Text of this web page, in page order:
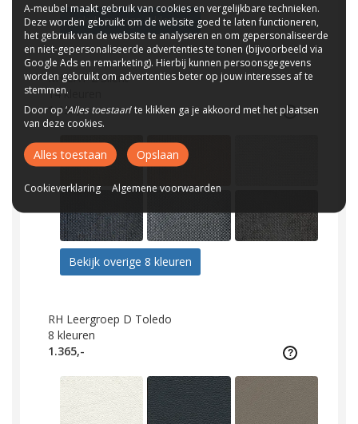
Bekijk overige 6 kleuren
RH CAT 2 Silent
14 kleuren
1.139,-
Bekijk overige 8 kleuren
RH Leergroep D Toledo
8 kleuren
1.365,-
A-meubel maakt gebruik van cookies en vergelijkbare technieken.
Deze worden gebruikt om de website goed te laten functioneren,
het gebruik van de website te analyseren en om gepersonaliseerde
en niet-gepersonaliseerde advertenties te tonen (bijvoorbeeld via
Google Ads en remarketing). Hierbij kunnen persoonsgegevens
worden gebruikt om advertenties beter op jouw interesses af te
stemmen.
Door op ‘Alles toestaan’ te klikken ga je akkoord met het plaatsen
van deze cookies.
Alles toestaan Opslaan
Cookieverklaring Algemene voorwaarden